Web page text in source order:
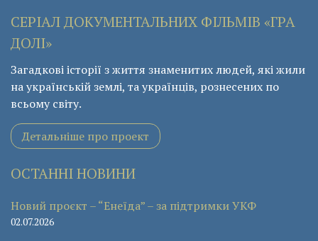
СЕРІАЛ ДОКУМЕНТАЛЬНИХ ФІЛЬМІВ «ГРА
ДОЛІ»
Загадкові історії з життя знаменитих людей, які жили
на українській землі, та українців, рознесених по
всьому світу.
Детальніше про проект
ОСТАННІ НОВИНИ
Новий проєкт – “Енеїда” – за підтримки УКФ
02.07.2026